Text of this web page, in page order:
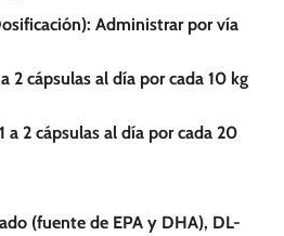
Administrar por vía
2 cápsulas al día por cada 10 kg
a 2 cápsulas al día por cada 20
(fuente de EPA y DHA), DL-